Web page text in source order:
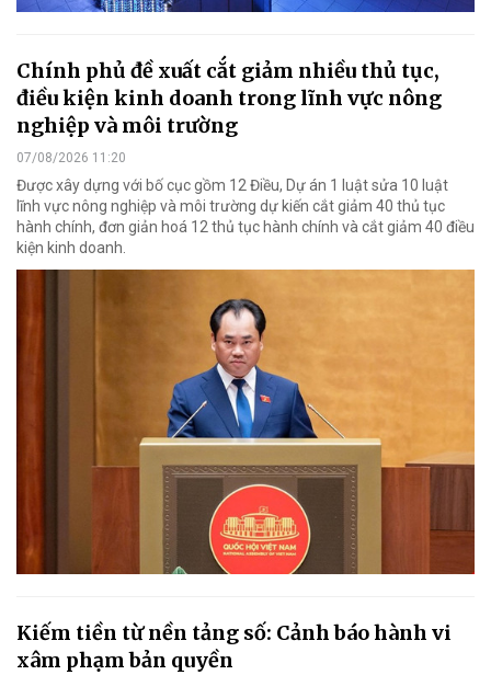
Chính phủ đề xuất cắt giảm nhiều thủ tục,
điều kiện kinh doanh trong lĩnh vực nông
nghiệp và môi trường
07/08/2026 11:20
Được xây dựng với bố cục gồm 12 Điều, Dự án 1 luật sửa 10 luật
lĩnh vực nông nghiệp và môi trường dự kiến cắt giảm 40 thủ tục
hành chính, đơn giản hoá 12 thủ tục hành chính và cắt giảm 40 điều
kiện kinh doanh.
Kiếm tiền từ nền tảng số: Cảnh báo hành vi
xâm phạm bản quyền